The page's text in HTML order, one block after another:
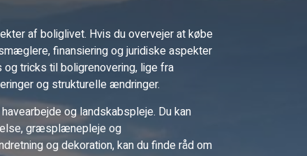
af boliglivet. Hvis du overvejer at købe
finansiering og juridiske aspekter
tricks til boligrenovering, lige fra
og strukturelle ændringer.
og landskabspleje. Du kan
græsplænepleje og
og dekoration, kan du finde råd om